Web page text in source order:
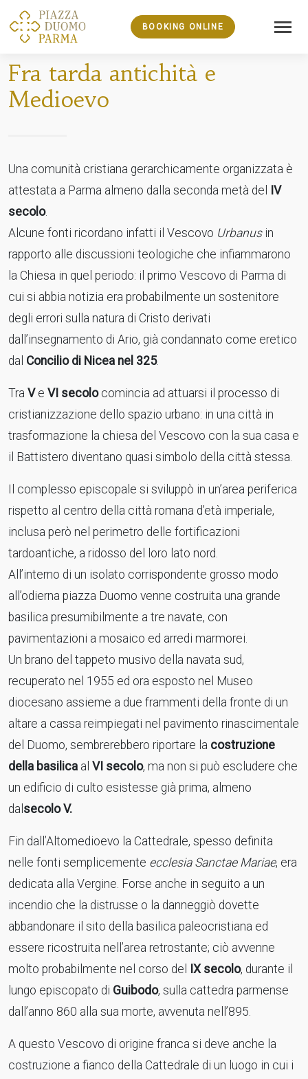
BOOKING ONLINE
Fra tarda antichità e
Medioevo
Una comunità cristiana gerarchicamente organizzata è
attestata a Parma almeno dalla seconda metà del
IV
secolo.
Alcune fonti ricordano infatti il Vescovo Urbanusin
rapporto alle discussioni teologiche che infiammarono
la Chiesa in quel periodo: il primo Vescovo di Parma di
cui si abbia notizia era probabilmente un sostenitore
degli errori sulla natura di Cristo derivati
dall’insegnamento di Ario, già condannato come eretico
dal Concilio di Nicea nel 325.
Tra V e VI secolocomincia ad attuarsi il processo di
cristianizzazione dello spazio urbano: in una città in
trasformazione la chiesa del Vescovo con la sua casa e
il Battistero diventano quasi simbolo della città stessa.
Il complesso episcopale si sviluppò in un’area periferica
rispetto al centro della città romana d’età imperiale,
inclusa però nel perimetro delle fortificazioni
tardoantiche, a ridosso del loro lato nord.
All’interno di un isolato corrispondente grosso modo
all’odierna piazza Duomo venne costruita una grande
basilica presumibilmente a tre navate, con
pavimentazioni a mosaico ed arredi marmorei.
Un brano del tappeto musivo della navata sud,
recuperato nel 1955 ed ora esposto nel Museo
diocesano assieme a due frammenti della fronte di un
altare a cassa reimpiegati nel pavimento rinascimentale
del Duomo, sembrerebbero riportare la costruzione
della basilica al VI secolo, ma non si può escludere che
un edificio di culto esistesse già prima, almeno
dal secolo V.
Fin dall’Altomedioevo la Cattedrale, spesso definita
nelle fonti semplicemente ecclesia Sanctae Mariae, era
dedicata alla Vergine. Forse anche in seguito a un
incendio che la distrusse o la danneggiò dovette
abbandonare il sito della basilica paleocristiana ed
essere ricostruita nell’area retrostante; ciò avvenne
molto probabilmente nel corso del
IX secolo, durante il
lungo episcopato di Guibodo, sulla cattedra parmense
dall’anno 860 alla sua morte, avvenuta nell’895.
A questo Vescovo di origine franca si deve anche la
costruzione a fianco della Cattedrale di un luogo in cui i